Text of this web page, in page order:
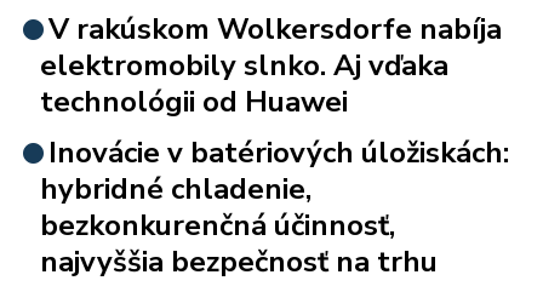
V rakúskom Wolkersdorfe nabíja
elektromobily slnko. Aj vďaka
technológii od Huawei
Inovácie v batériových úložiskách:
hybridné chladenie,
bezkonkurenčná účinnosť,
najvyššia bezpečnosť na trhu